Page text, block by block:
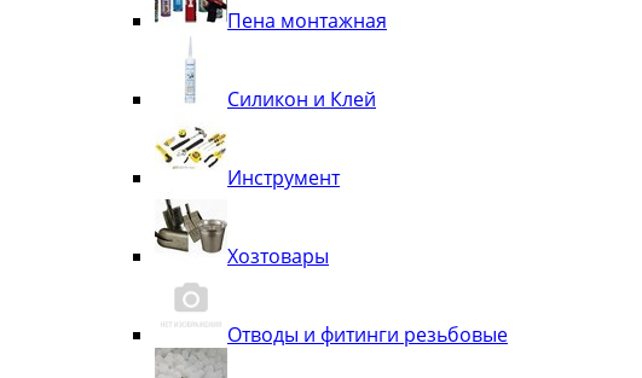
Пена монтажная
Силикон и Клей
Инструмент
Хозтовары
Отводы и фитинги резьбовые